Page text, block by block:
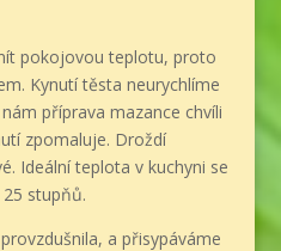
pokojovou teplotu, proto
Kynutí těsta neurychlíme
příprava mazance chvíli
zpomaluje. Droždí
Ideální teplota v kuchyni se
stupňů.
a přisypáváme